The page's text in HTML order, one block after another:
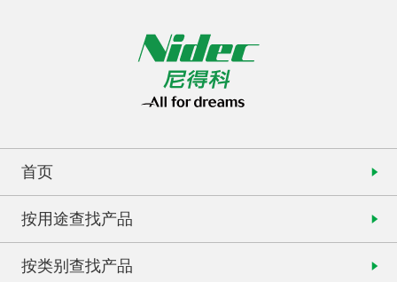
首页
按用途查找产品
按类别查找产品